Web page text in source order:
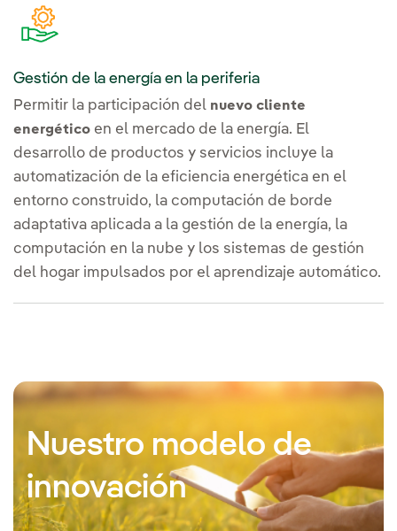
Gestión de la energía en la periferia
Permitir la participación del nuevo cliente
energético en el mercado de la energía. El
desarrollo de productos y servicios incluye la
automatización de la eficiencia energética en el
entorno construido, la computación de borde
adaptativa aplicada a la gestión de la energía, la
computación en la nube y los sistemas de gestión
del hogar impulsados por el aprendizaje automático.
Nuestro modelo de
innovación